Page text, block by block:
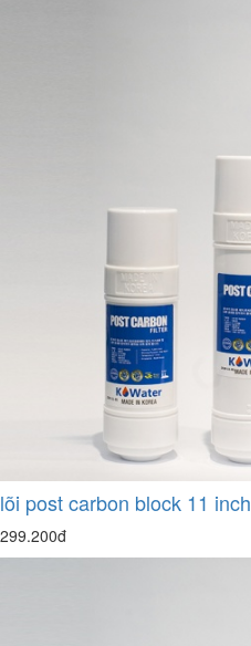
lõi post carbon block 11 inch
299.200đ